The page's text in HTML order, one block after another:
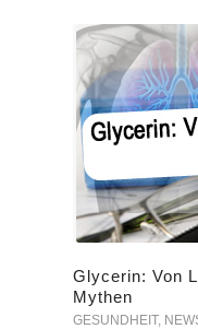
Glycerin: Von
Mythen
GESUNDHEIT,